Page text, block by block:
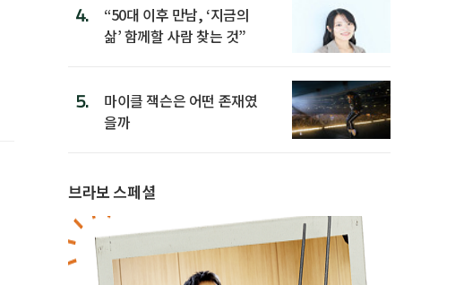
4.
“50대 이후 만남, ‘지금의
삶’ 함께할 사람 찾는 것”
5.
마이클 잭슨은 어떤 존재였
을까
브라보 스페셜